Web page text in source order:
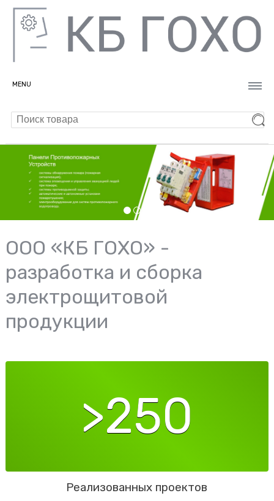
MENU
ООО «КБ ГОХО» -
разработка и сборка
электрощитовой
продукции
>250
Реализованных проектов